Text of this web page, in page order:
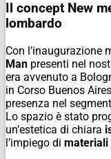
Il concept New
lombardo
Con l’inaugurazione
Man presenti nel
era avvenuto a
in Corso Buenos
presenza nel
Lo spazio è stato
un’estetica di chiara
l’impiego di materiali